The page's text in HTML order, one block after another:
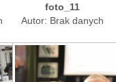
foto_11
Autor: Brak danych